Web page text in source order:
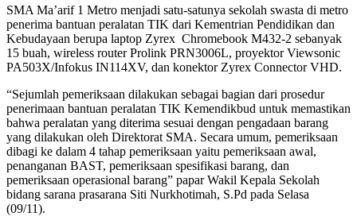
Metro
Satu-
Satunya
Sekolah
Swasta
Bantuan
Peralatan
TIK
Kemendikbud
2021
Di
Kota
Metro
SMA Ma’arif 1 Metro menjadi satu-satunya sekolah swasta di metro
penerima bantuan peralatan TIK dari Kementrian Pendidikan dan
Kebudayaan berupa laptop Zyrex Chromebook M432-2 sebanyak
15 buah, wireless router Prolink PRN3006L, proyektor Viewsonic
PA503X/Infokus IN114XV, dan konektor Zyrex Connector VHD.
“Sejumlah pemeriksaan dilakukan sebagai bagian dari prosedur
penerimaan bantuan peralatan TIK Kemendikbud untuk memastikan
bahwa peralatan yang diterima sesuai dengan pengadaan barang
yang dilakukan oleh Direktorat SMA. Secara umum, pemeriksaan
dibagi ke dalam 4 tahap pemeriksaan yaitu pemeriksaan awal,
penanganan BAST, pemeriksaan spesifikasi barang, dan
pemeriksaan operasional barang” papar Wakil Kepala Sekolah
bidang sarana prasarana Siti Nurkhotimah, S.Pd pada Selasa
(09/11).